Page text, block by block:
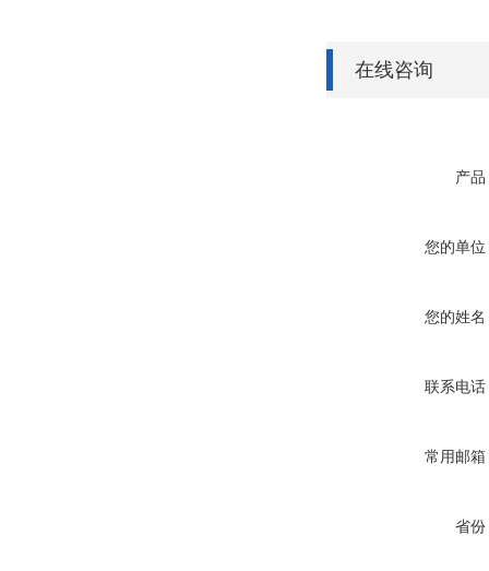
在线咨询
产品
您的单位
您的姓名
联系电话
常用邮箱
省份